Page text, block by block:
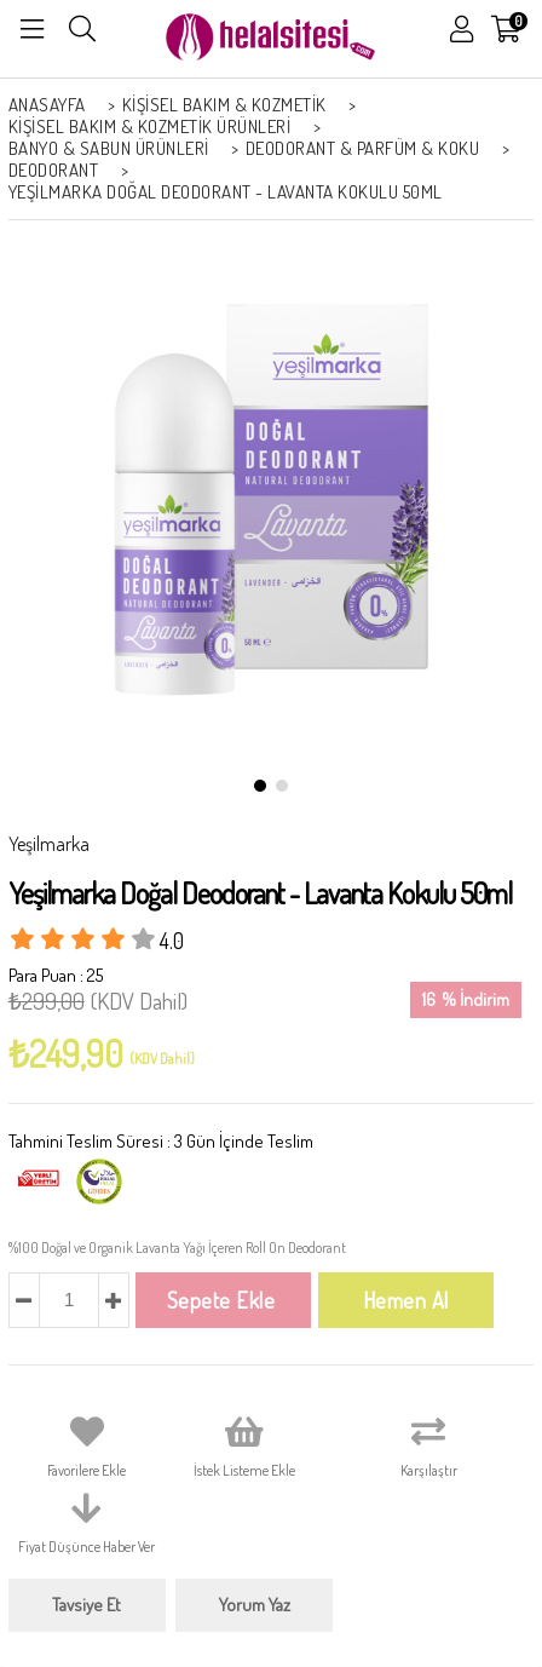
0
ANASAYFA > KİŞİSEL BAKIM & KOZMETİK
>
KİŞİSEL BAKIM & KOZMETİK ÜRÜNLERİ
>
BANYO & SABUN ÜRÜNLERI
> DEODORANT & PARFÜM & KOKU
>
DEODORANT
>
YEŞILMARKA DOĞAL DEODORANT - LAVANTA KOKULU 50ML
Yeşilmarka
Yeşilmarka Doğal Deodorant - Lavanta Kokulu 50ml
4.0
Para Puan : 25
%
16 İndirim
₺299,00 (KDV Dahil)
₺249,90 (KDV Dahil)
Tahmini Teslim Süresi : 3 Gün İçinde Teslim
%100 Doğal ve Organik Lavanta Yağı İçeren Roll On Deodorant
Favorilere Ekle İstek Listeme Ekle Karşılaştır
Fiyat Düşünce Haber Ver
Tavsiye Et Yorum Yaz